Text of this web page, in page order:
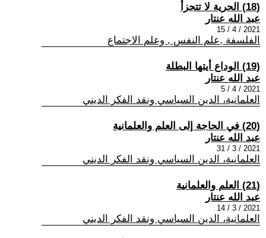
(18) الحرية لا تتجزأ
عبد الله عنتار
2021 / 4 / 15
الفلسفة ,علم النفس , وعلم الاجتماع
(19) الوداع أيتها البطلة
عبد الله عنتار
2021 / 4 / 5
العلمانية، الدين السياسي ونقد الفكر الديني
(20) في الحاجة إلى العلم والعلمانية
عبد الله عنتار
2021 / 3 / 31
العلمانية، الدين السياسي ونقد الفكر الديني
(21) العلم والعلمانية
عبد الله عنتار
2021 / 3 / 14
العلمانية، الدين السياسي ونقد الفكر الديني